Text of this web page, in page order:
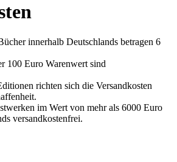
innerhalb Deutschlands betragen 6
100 Euro Warenwert sind
richten sich die Versandkosten
im Wert von mehr als 6000 Euro
versandkostenfrei.